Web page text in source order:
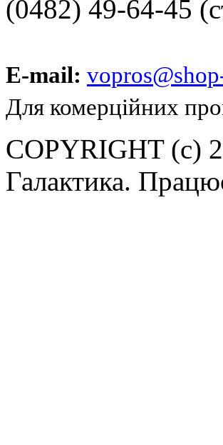
(0482) 49-64-45
E-mail:
Для комерційних
COPYRIGHT (c)
Галактика.